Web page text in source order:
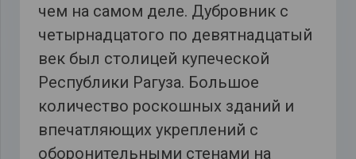
чем на самом деле. Дубровник с
четырнадцатого по девятнадцатый
век был столицей купеческой
Республики Рагуза. Большое
количество роскошных зданий и
впечатляющих укреплений с
оборонительными стенами на